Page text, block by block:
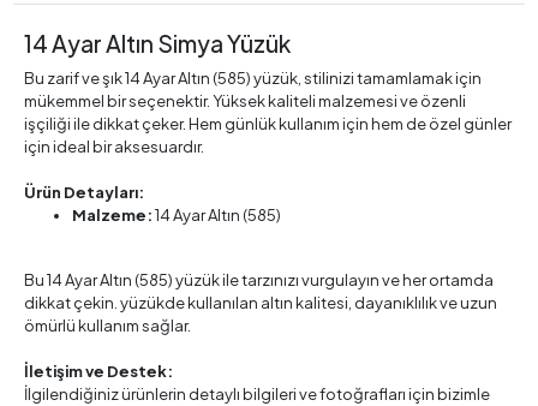
14 Ayar Altın Simya Yüzük
Bu zarif ve şık 14 Ayar Altın (585) yüzük, stilinizi tamamlamak için
mükemmel bir seçenektir. Yüksek kaliteli malzemesi ve özenli
işçiliği ile dikkat çeker. Hem günlük kullanım için hem de özel günler
için ideal bir aksesuardır.
Ürün Detayları:
Malzeme:14 Ayar Altın (585)
Bu 14 Ayar Altın (585) yüzük ile tarzınızı vurgulayın ve her ortamda
dikkat çekin. yüzükde kullanılan altın kalitesi, dayanıklılık ve uzun
ömürlü kullanım sağlar.
İletişim ve Destek:
İlgilendiğiniz ürünlerin detaylı bilgileri ve fotoğrafları için bizimle